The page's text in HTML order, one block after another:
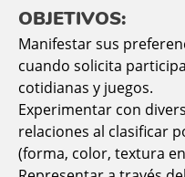
OBJETIVOS:
Manifestar sus
cuando solicita
cotidianas y juegos.
Experimentar con
relaciones al clasificar
(forma, color, textura